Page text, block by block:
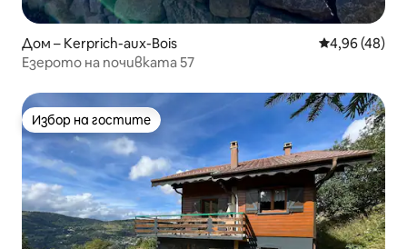
Дом – Kerprich-aux-Bois Средна
4,96 (48)
Езерото на почивката 57
Избор на гостите
Избор на гостите